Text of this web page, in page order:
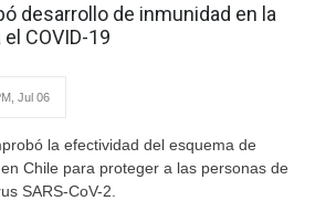
desarrollo de inmunidad en la
COVID-19
Jul 06
la efectividad del esquema de
Chile para proteger a las personas de
SARS-CoV-2.